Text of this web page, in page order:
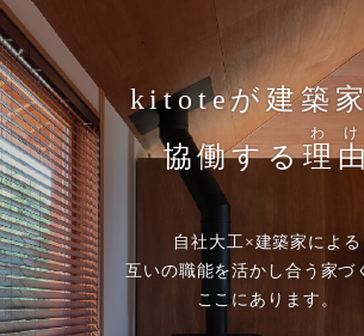
kitoteが建築
協働する理
わけ
自社大工×建築家による
互いの職能を活かし合う家づ
ここにあります。